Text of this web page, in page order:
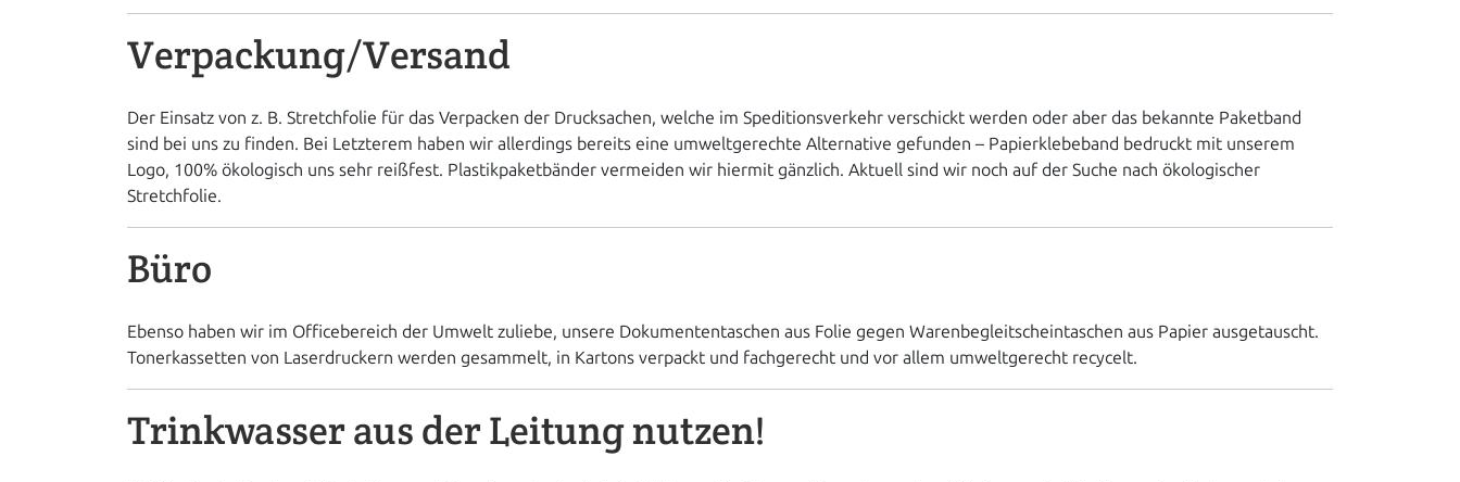
Verpackung/Versand
Der Einsatz von z. B. Stretchfolie für das Verpacken der Drucksachen, welche im Speditionsverkehr verschickt werden oder aber das bekannte Paketband
sind bei uns zu finden. Bei Letzterem haben wir allerdings bereits eine umweltgerechte Alternative gefunden – Papierklebeband bedruckt mit unserem
Logo, 100% ökologisch uns sehr reißfest. Plastikpaketbänder vermeiden wir hiermit gänzlich. Aktuell sind wir noch auf der Suche nach ökologischer
Stretchfolie.
Büro
Ebenso haben wir im Officebereich der Umwelt zuliebe, unsere Dokumententaschen aus Folie gegen Warenbegleitscheintaschen aus Papier ausgetauscht.
Tonerkassetten von Laserdruckern werden gesammelt, in Kartons verpackt und fachgerecht und vor allem umweltgerecht recycelt.
Trinkwasser aus der Leitung nutzen!